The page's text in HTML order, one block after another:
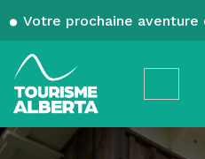
Votre prochaine